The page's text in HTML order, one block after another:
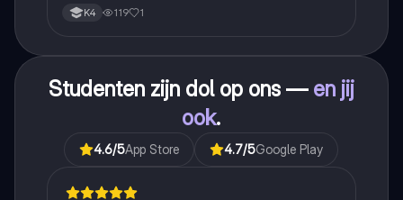
K4 119 1
Studenten zijn dol op ons — en jij
ook.
4.6/5App Store 4.7/5Google Play